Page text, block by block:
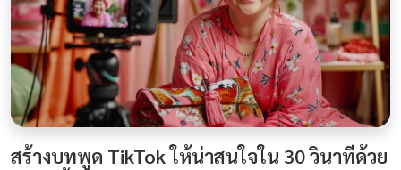
สร้างบทพูด TikTok ให้น่าสนใจใน 30 วินาทีด้วย